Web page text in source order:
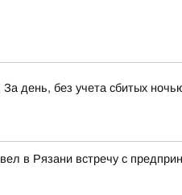
день, без учета сбитых
в Рязани встречу с